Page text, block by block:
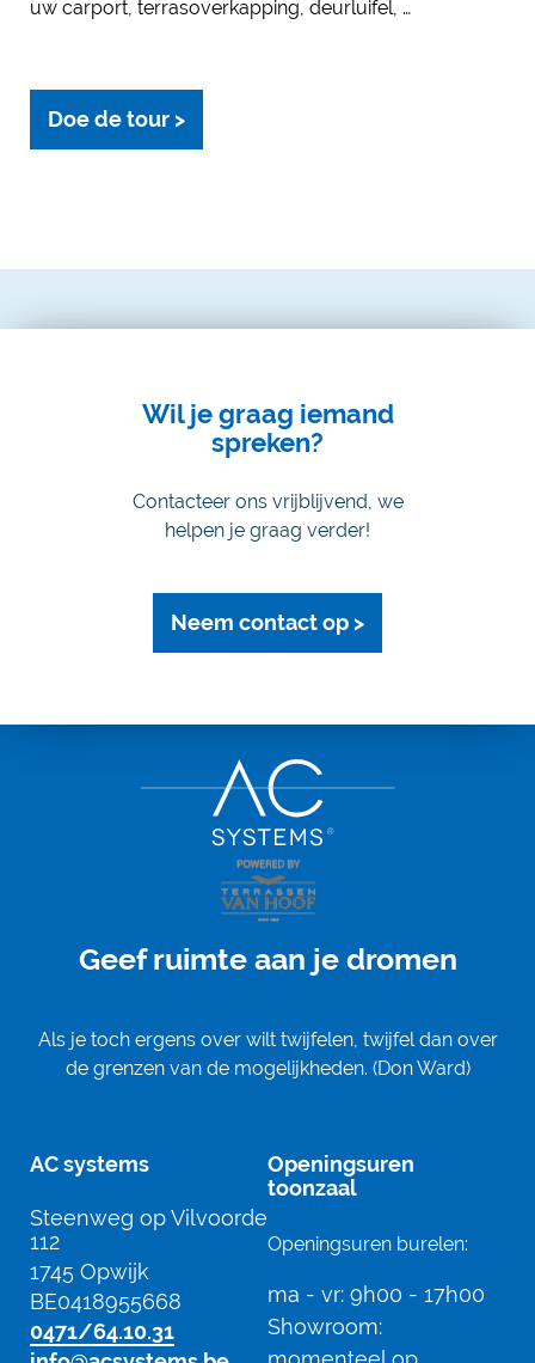
uw carport, terrasoverkapping, deurluifel, …
Doe de tour >
Wil je graag iemand
spreken?
Contacteer ons vrijblijvend, we
helpen je graag verder!
Neem contact op >
Geef ruimte aan je dromen
Als je toch ergens over wilt twijfelen, twijfel dan over
de grenzen van de mogelijkheden. (Don Ward)
AC systems
Steenweg op Vilvoorde
112
1745 Opwijk
BE0418955668
0471/64.10.31
Openingsuren
toonzaal
Openingsuren burelen:
ma - vr: 9h00 - 17h00
Showroom: